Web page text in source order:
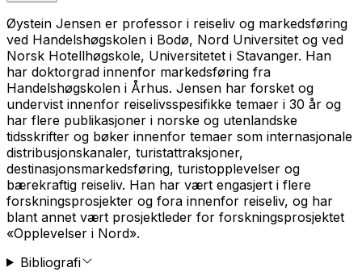
Øystein Jensen er professor i reiseliv og markedsføring
ved Handelshøgskolen i Bodø, Nord Universitet og ved
Norsk Hotellhøgskole, Universitetet i Stavanger. Han
har doktorgrad innenfor markedsføring fra
Handelshøgskolen i Århus. Jensen har forsket og
undervist innenfor reiselivsspesifikke temaer i 30 år og
har flere publikasjoner i norske og utenlandske
tidsskrifter og bøker innenfor temaer som internasjonale
distribusjonskanaler, turistattraksjoner,
destinasjonsmarkedsføring, turistopplevelser og
bærekraftig reiseliv. Han har vært engasjert i flere
forskningsprosjekter og fora innenfor reiseliv, og har
blant annet vært prosjektleder for forskningsprosjektet
«Opplevelser i Nord».
Bibliografi